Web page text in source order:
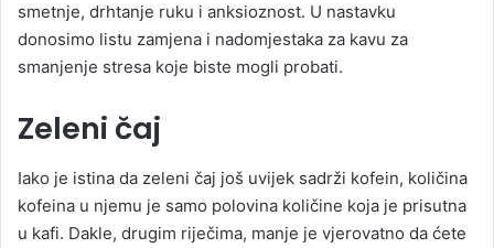
smetnje, drhtanje ruku i anksioznost. U nastavku
donosimo listu zamjena i nadomjestaka za kavu za
smanjenje stresa koje biste mogli probati.
Zeleni čaj
Iako je istina da zeleni čaj još uvijek sadrži kofein, količina
kofeina u njemu je samo polovina količine koja je prisutna
u kafi. Dakle, drugim riječima, manje je vjerovatno da ćete